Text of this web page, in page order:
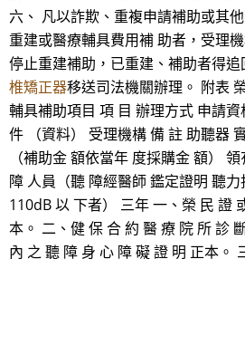
六、 凡以詐欺、重複申請補助或其
重建或醫療輔具費用補 助者，受理
停止重建補助，已重建、補助者得追
椎矯正器移送司法機關辦理。 附表
輔具補助項目 項 目 辦理方式 申請
件 （資料） 受理機構 備 註 助聽器
（補助金 額依當年 度採購金 額）
障 人員（聽 障經醫師 鑑定證明 聽力
110dB 以 下者） 三年 一、榮 民 證
本。 二、健 保 合 約 醫 療 院 所 診
內 之 聽 障 身 心 障 礙 證 明 正本。